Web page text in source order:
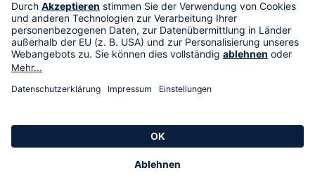
HSE International